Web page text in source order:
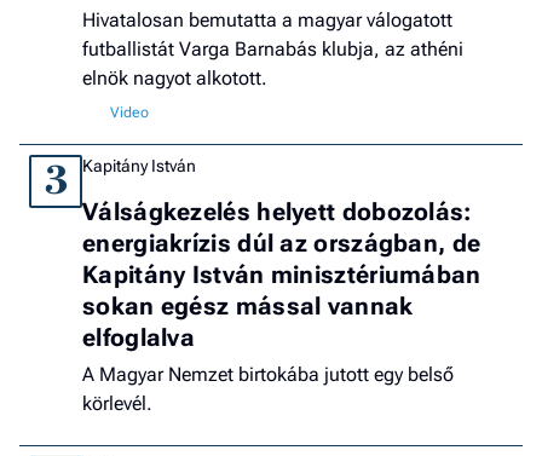
Hivatalosan bemutatta a magyar válogatott
futballistát Varga Barnabás klubja, az athéni
elnök nagyot alkotott.
3 Kapitány István
Válságkezelés helyett dobozolás:
energiakrízis dúl az országban, de
Kapitány István minisztériumában
sokan egész mással vannak
elfoglalva
A Magyar Nemzet birtokába jutott egy belső
körlevél.